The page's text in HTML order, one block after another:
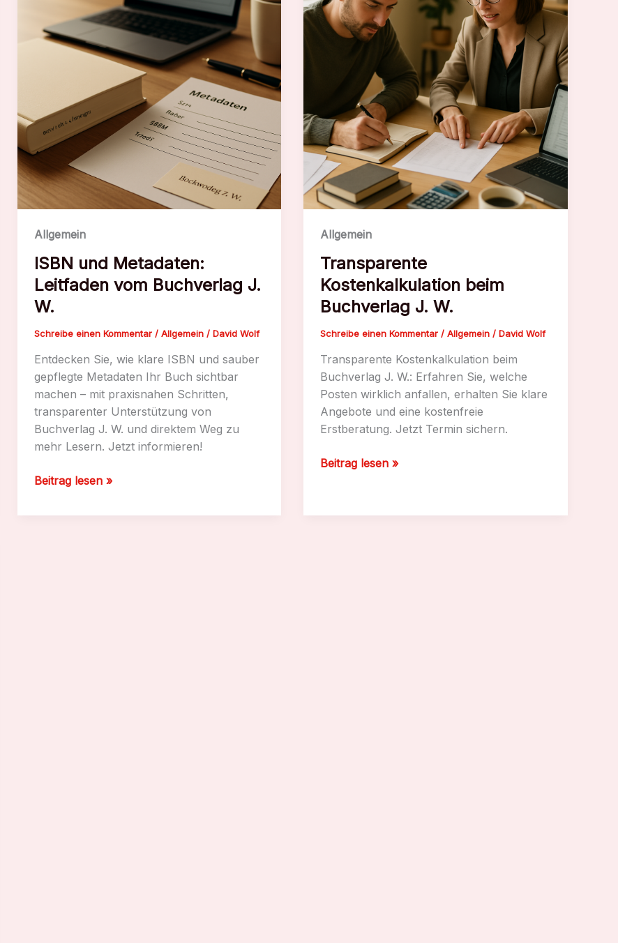
als
Partner
Allgemein
ISBN und Metadaten:
Leitfaden vom Buchverlag J.
W.
Schreibe einen Kommentar / Allgemein/ David Wolf
Entdecken Sie, wie klare ISBN und sauber
gepflegte Metadaten Ihr Buch sichtbar
machen – mit praxisnahen Schritten,
transparenter Unterstützung von
Buchverlag J. W. und direktem Weg zu
mehr Lesern. Jetzt informieren!
ISBN
Metadaten:
Beitrag lesen »
Allgemein
Transparente
Kostenkalkulation beim
Buchverlag J. W.
Schreibe einen Kommentar /Allgemein /David Wolf
Transparente Kostenkalkulation beim
Buchverlag J. W.: Erfahren Sie, welche
Posten wirklich anfallen, erhalten Sie klare
Angebote und eine kostenfreie
Erstberatung. Jetzt Termin sichern.
Transparente
Buchverlag
Beitrag lesen »